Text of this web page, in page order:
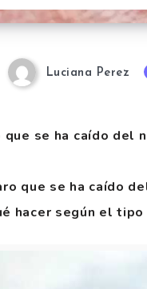
Luciana Perez
que se ha caído del
que se ha caído
hacer según el tipo